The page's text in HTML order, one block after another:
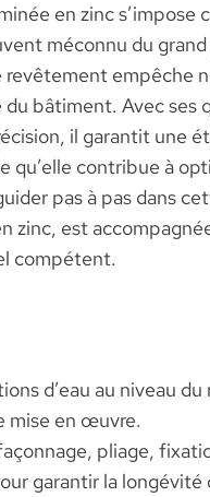
en zinc
méconnu du
empêche
bâtiment. Avec
il garantit une
qu’elle contribue à
pas à pas dans
zinc, est
compétent.
d’eau au niveau
mise en œuvre.
pliage,
garantir la longévité